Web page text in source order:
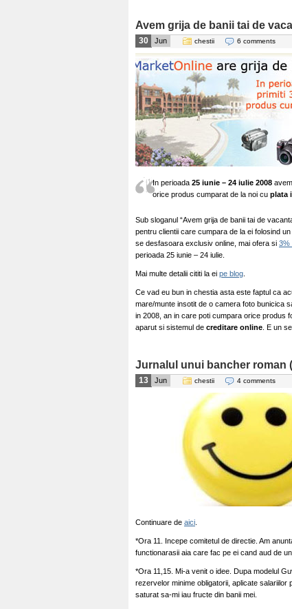
Avem grija de banii tai de
30 Jun chestii 6 comments
In perioada 25 iunie – 24 iulie 2008
orice produs cumparat de la noi cu plata
Sub sloganul “Avem grija de banii tai de
pentru clientii care cumpara de la ei folosind
se desfasoara exclusiv online, mai ofera si 3%
perioada 25 iunie – 24 iulie.
Mai multe detalii cititi la ei pe blog
Ce vad eu bun in chestia asta este faptul ca
mare/munte insotit de o camera foto bunicica
in 2008, an in care poti cumpara orice produs
aparut si sistemul de creditare online . E un
Jurnalul unui bancher roman
13 Jun chestii 4 comments
Continuare de aici
*Ora 11. Incepe comitetul de directie. Am
functionarasii aia care fac pe ei cand aud de
*Ora 11,15. Mi-a venit o idee. Dupa modelul
rezervelor minime obligatorii, aplicate
saturat sa-mi iau fructe din banii mei.